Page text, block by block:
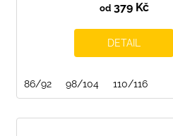
od379 Kč
DETAIL
86/92 98/104 110/116